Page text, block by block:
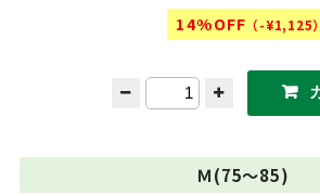
14%OFF （-¥1,125）
Ｍ(75〜85)